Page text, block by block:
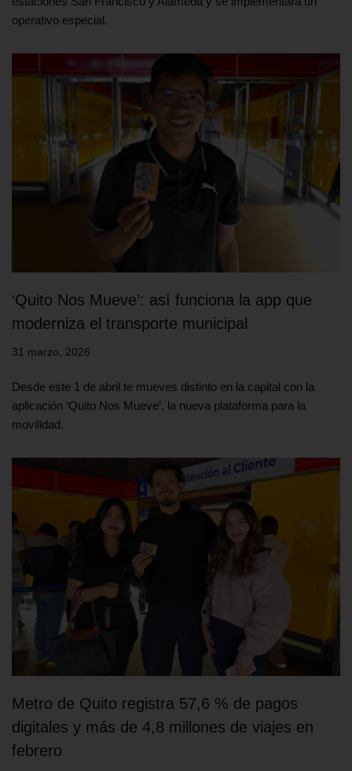
operativo especial.
‘Quito Nos Mueve’: así funciona la app que
moderniza el transporte municipal
31 marzo, 2026
Desde este 1 de abril te mueves distinto en la capital con la
aplicación ‘Quito Nos Mueve’, la nueva plataforma para la
movilidad.
Metro de Quito registra 57,6 % de pagos
digitales y más de 4,8 millones de viajes en
febrero